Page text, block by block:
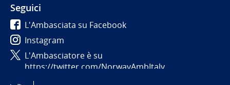
Seguici
L'Ambasciata su Facebook
Instagram
L'Ambasciatore è su
https://twitter.com/NorwayAmbItaly